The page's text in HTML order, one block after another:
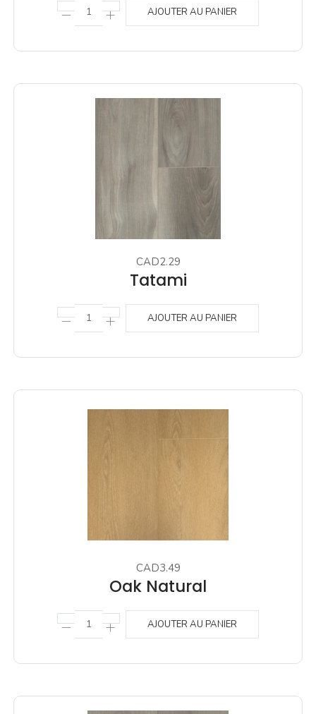
AJOUTER AU PANIER
CAD2.29
Tatami
AJOUTER AU PANIER
CAD3.49
Oak Natural
AJOUTER AU PANIER